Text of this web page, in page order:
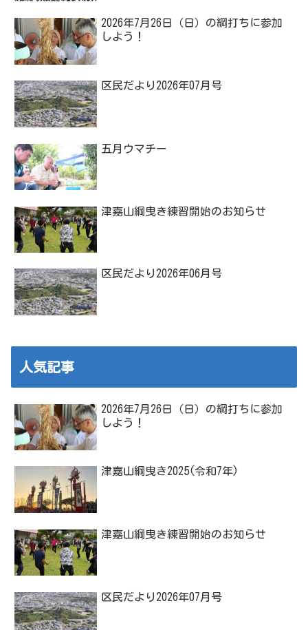
2026年7月26日（日）の綱打ちに参加
しよう！
区民だより2026年07月号
五月ウマチー
津嘉山綱曳き練習開始のお知らせ
区民だより2026年06月号
人気記事
2026年7月26日（日）の綱打ちに参加
しよう！
津嘉山綱曳き2025(令和7年)
津嘉山綱曳き練習開始のお知らせ
区民だより2026年07月号